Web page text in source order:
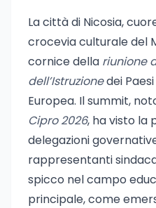
La città di Nicosia,
crocevia culturale del
cornice della riunione
dell’Istruzionedei
Europea. Il summit,
Cipro 2026, ha visto la
delegazioni
rappresentanti
spicco nel campo
principale, come